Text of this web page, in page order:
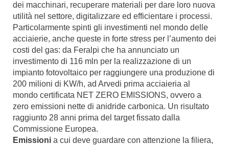
dei macchinari, recuperare materiali per dare loro nuova
utilità nel settore, digitalizzare ed efficientare i processi.
Particolarmente spinti gli investimenti nel mondo delle
acciaierie, anche queste in forte stress per l’aumento dei
costi del gas: da Feralpi che ha annunciato un
investimento di 116 mln per la realizzazione di un
impianto fotovoltaico per raggiungere una produzione di
200 milioni di KW/h, ad Arvedi prima acciaieria al
mondo certificata NET ZERO EMISSIONS, ovvero a
zero emissioni nette di anidride carbonica. Un risultato
raggiunto 28 anni prima del target fissato dalla
Commissione Europea.
Emissioni a cui deve guardare con attenzione la filiera,